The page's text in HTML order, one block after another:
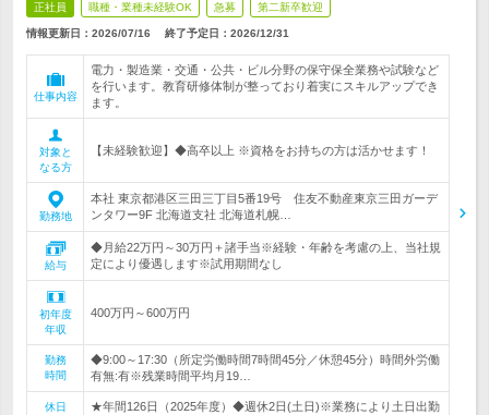
正社員 職種・業種未経験OK 急募 第二新卒歓迎
情報更新日：2026/07/16 終了予定日： 2026/12/31
仕事内容
電力・製造業・交通・公共・ビル分野の保守保全業務や試験など
を行います。教育研修体制が整っており着実にスキルアップでき
ます。
対象と
なる方
【未経験歓迎】◆高卒以上 ※資格をお持ちの方は活かせます！
勤務地
本社 東京都港区三田三丁目5番19号 住友不動産東京三田ガーデ
ンタワー9F 北海道支社 北海道札幌…
給与
◆月給22万円～30万円＋諸手当※経験・年齢を考慮の上、当社規
定により優遇します※試用期間なし
初年度
年収
400万円～600万円
勤務
時間
◆9:00～17:30（所定労働時間7時間45分／休憩45分）時間外労働
有無:有※残業時間平均月19…
休日
★年間126日（2025年度）◆週休2日(土日)※業務により土日出勤